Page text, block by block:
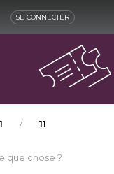
SE CONNECTER
11
chose ?